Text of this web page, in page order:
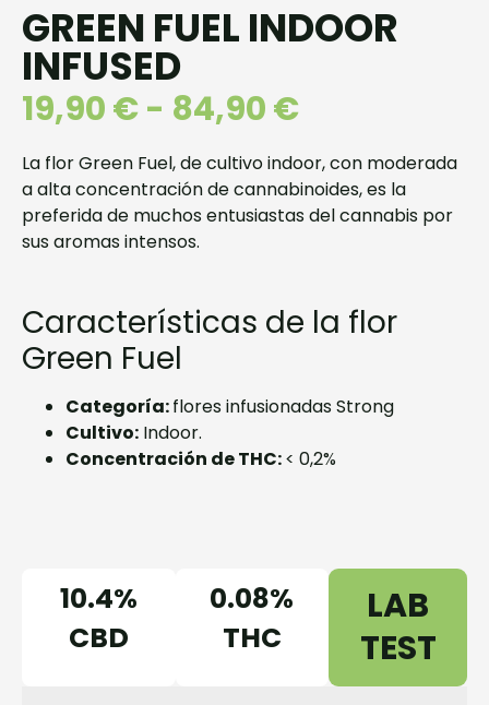
GREEN FUEL INDOOR
INFUSED
19,90€- 84,90€
La flor Green Fuel, de cultivo indoor, con moderada
a alta concentración de cannabinoides, es la
preferida de muchos entusiastas del cannabis por
sus aromas intensos.
Características de la flor
Green Fuel
Categoría:flores infusionadas Strong
Cultivo: Indoor.
Concentración de THC:< 0,2%
10.4%
CBD
0.08%
THC
LAB
TEST